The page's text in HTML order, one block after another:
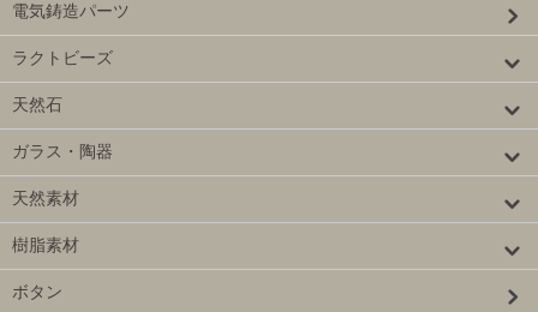
電気鋳造パーツ
ラクトビーズ
天然石
ガラス・陶器
天然素材
樹脂素材
ボタン